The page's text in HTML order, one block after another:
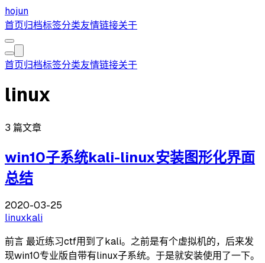
hojun
首页归档标签分类友情链接关于
首页归档标签分类友情链接关于
linux
3 篇文章
win10子系统kali-linux安装图形化界面
总结
2020-03-25
linuxkali
前言 最近练习ctf用到了kali。之前是有个虚拟机的，后来发
现win10专业版自带有linux子系统。于是就安装使用了一下。